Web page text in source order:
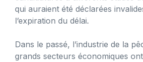
qui auraient été déclarées
l’expiration du délai.
Dans le passé, l’industrie de la
grands secteurs économiques